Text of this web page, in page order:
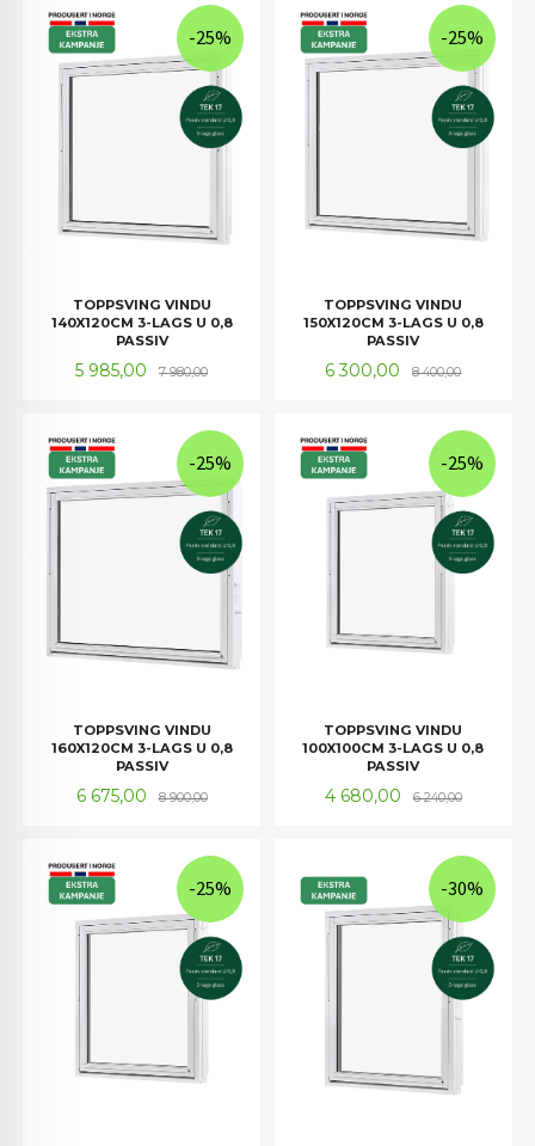
TOPPSVING VINDU
140X120CM 3-LAGS U 0,8
PASSIV
Tilbud
5 985,00 7 980,00Rabatt
-25%
TOPPSVING VINDU
150X120CM 3-LAGS U 0,8
PASSIV
Tilbud
6 300,00 8 400,00Rabatt
-25%
TOPPSVING VINDU
160X120CM 3-LAGS U 0,8
PASSIV
Tilbud
6 675,00 8 900,00Rabatt
-25%
TOPPSVING VINDU
100X100CM 3-LAGS U 0,8
PASSIV
Tilbud
4 680,00 6 240,00Rabatt
-25%
-25% -30%